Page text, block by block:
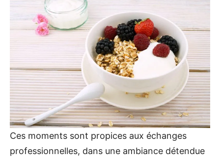
Ces moments sont propices aux échanges
professionnelles, dans une ambiance détendue